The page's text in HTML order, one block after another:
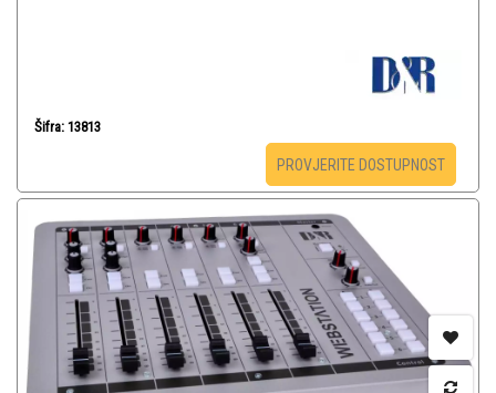
Šifra: 13813
PROVJERITE DOSTUPNOST